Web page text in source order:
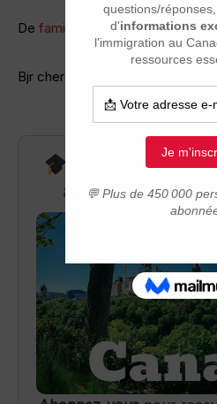
De famille_rci
Bjr cher(ès) forumistes,
Recevez
accès aux